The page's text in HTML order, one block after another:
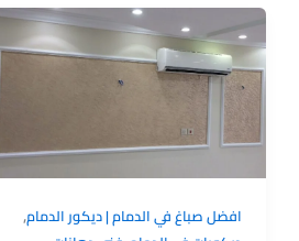
افضل صباغ في الدمام | ديكور الدمام,